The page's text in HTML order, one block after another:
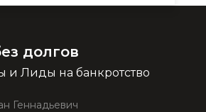
долгов
и Лиды на банкротство
Геннадьевич